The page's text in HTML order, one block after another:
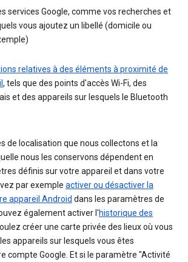
services Google, comme vos recherches et
vous ajoutez un libellé (domicile ou
relatives à des éléments à proximité de
, tels que des points d'accès Wi-Fi, des
et des appareils sur lesquels le Bluetooth
de localisation que nous collectons et la
nous les conservons dépendent en
définis sur votre appareil et dans votre
par exemple activer ou désactiver la
appareil Android dans les paramètres de
également activer l'historique des
créer une carte privée des lieux où vous
appareils sur lesquels vous êtes
compte Google. Et si le paramètre "Activité